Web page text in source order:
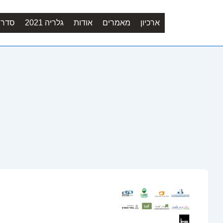
סדר גלריה 2021 אודות מאמרים ארכיון